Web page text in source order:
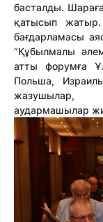
басталды.
қатысып
бағдарламасы
“Құбылмалы
атты форумға
Польша,
жазушылар,
аудармашылар